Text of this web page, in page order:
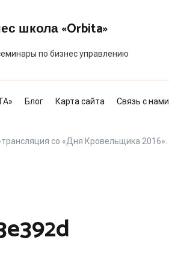
школа «Orbita»
по бизнес управлению
Блог Карта сайта Связь с нами
со «Дня Кровельщика 2016».